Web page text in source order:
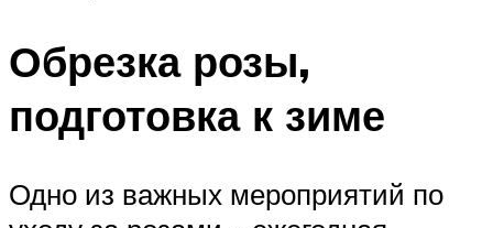
Обрезка розы,
подготовка к зиме
Одно из важных мероприятий по